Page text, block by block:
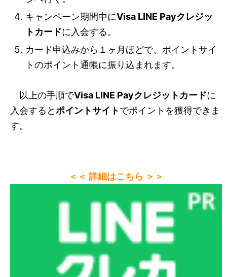
キャンペーン期間中にVisa LINE Payクレジッ
トカードに入会する。
カード申込みから１ヶ月ほどで、ポイントサイ
トのポイント通帳に振り込まれます。
以上の手順でVisa LINE Payクレジットカードに
入会するとポイントサイトでポイントを獲得できま
す。
＜＜ 詳細はこちら ＞＞